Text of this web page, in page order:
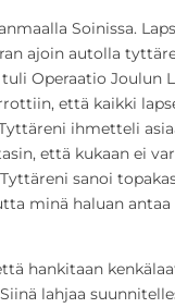
Soinissa.
ajoin autolla
tuli Operaatio Joulun
että kaikki
ihmetteli
että kukaan ei
sanoi
minä haluan antaa
hankitaan
lahjaa